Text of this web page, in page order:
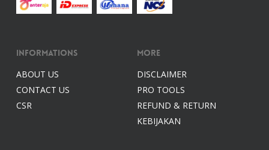
Informations
ABOUT US
CONTACT US
CSR
More
DISCLAIMER
PRO TOOLS
REFUND & RETURN
KEBIJAKAN